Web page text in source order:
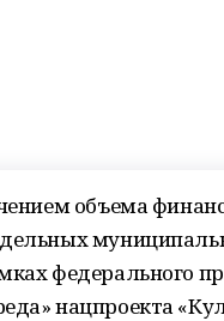
объема
федерального
нацпроекта